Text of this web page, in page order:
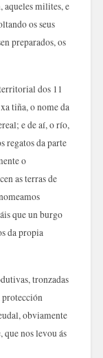
aqueles milites, e
os seus
preparados, os
dos 11
tiña, o nome da
e de aí, o río,
regatos da parte
o
as terras de
que un burgo
da propia
tronzadas
obviamente
nos levou ás